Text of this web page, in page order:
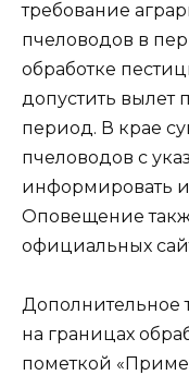
требование
пчеловодов в
обработке
допустить вылет
период. В крае
пчеловодов с
информировать
Оповещение
официальных
Дополнительное
на границах
пометкой